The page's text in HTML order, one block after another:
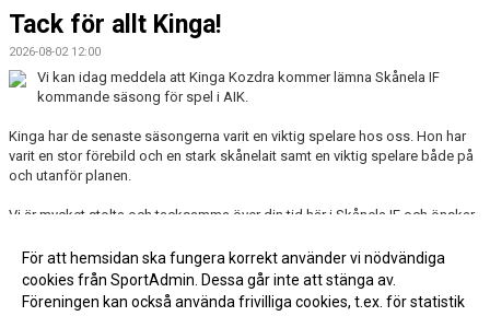
Tack för allt Kinga!
2026-08-02 12:00
Vi kan idag meddela att Kinga Kozdra kommer lämna Skånela IF
kommande säsong för spel i AIK.
Kinga har de senaste säsongerna varit en viktig spelare hos oss. Hon har
varit en stor förebild och en stark skånelait samt en viktig spelare både på
och utanför planen.
Vi är mycket stolta och tacksamma över din tid här i Skånela IF och önskar
Fler nyheter >>
För att hemsidan ska fungera korrekt använder vi nödvändiga
cookies från SportAdmin. Dessa går inte att stänga av.
Föreningen kan också använda frivilliga cookies, t.ex. för statistik